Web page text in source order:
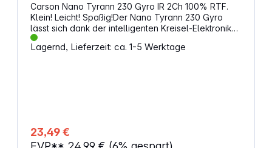
Carson Nano Tyrann 230 Gyro IR 2Ch 100% RTF.
Klein! Leicht! Spaßig!Der Nano Tyrann 230 Gyro
lässt sich dank der intelligenten Kreisel-Elektronik
und der perfekten Flugeigenschaften einfach und
sicher steuern und ist somit perfekt für Einsteiger
Laden - Fliegen! Viel Spaß mit deinem Nano Tyrann
230 Gyro von CARSON.Hinweis: Nur für indoor
Lagernd, Lieferzeit: ca. 1-5 Werktage
23,49 €